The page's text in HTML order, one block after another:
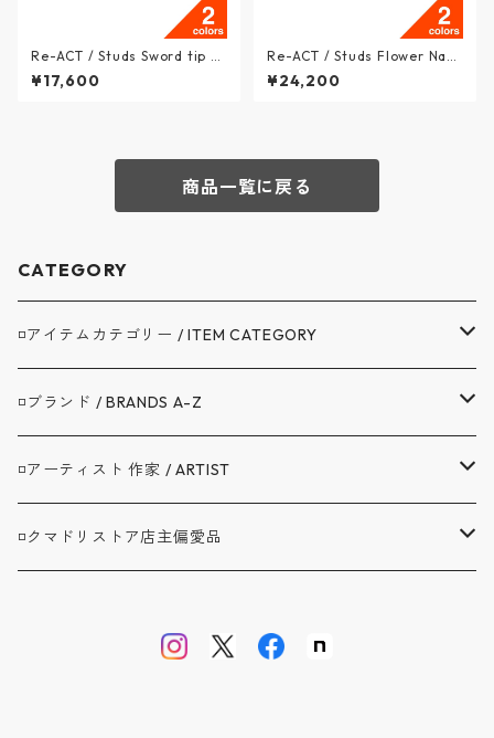
Re-ACT / Studs Sword tip N
arrow Long Belt - スタッズ
ソードチップ ナロー レザーロ
¥17,600
Re-ACT / Studs Flower Narr
ow Long Belt - スタッズ フラ
ワー ナロー レザーロングベル
¥24,200
商品一覧に戻る
CATEGORY
◽️アイテムカテゴリー / ITEM CATEGORY
▼アウター / OUTER
コート / COAT
ジャケット / JACKET
カーディガン / CARDIGAN
▼トップス / TOPS
シャツ / SHIRTS
▼ボトムス / BOTTOMS
ロングパンツ / LONG PANTS
◽️ブランド / BRANDS A-Z
A.G.SPALDING&BROS. / スポルディング
BAG'n'NOUN / バッグンナウン
◽️アーティスト 作家 / ARTIST
BANDAIYA(ばんだいや)
◽️クマドリストア店主偏愛品